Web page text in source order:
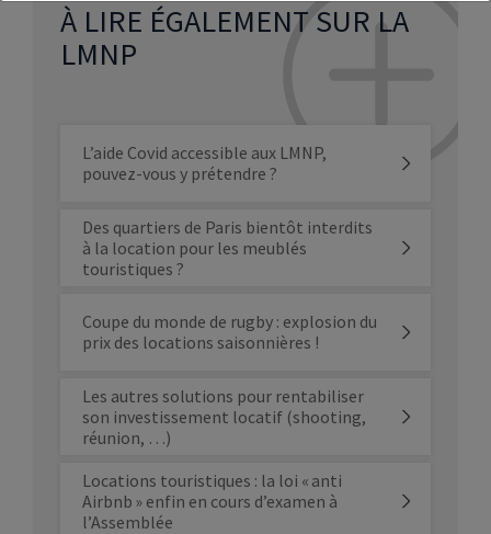
À LIRE ÉGALEMENT SUR LA
LMNP
L’aide Covid accessible aux LMNP,
pouvez-vous y prétendre ?
Des quartiers de Paris bientôt interdits
à la location pour les meublés
touristiques ?
Coupe du monde de rugby : explosion du
prix des locations saisonnières !
Les autres solutions pour rentabiliser
son investissement locatif (shooting,
réunion, …)
Locations touristiques : la loi « anti
Airbnb » enfin en cours d’examen à
l’Assemblée